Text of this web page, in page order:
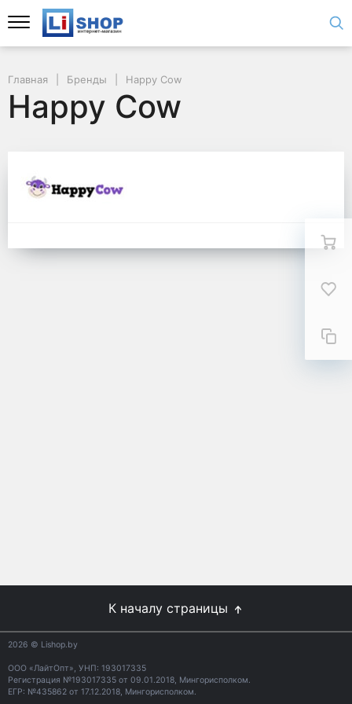
Главная Бренды Happy Cow
Happy Cow
К началу страницы
2026 © Lishop.by
ООО «ЛайтОпт», УНП: 193017335
Регистрация №193017335 от 09.01.2018, Мингорисполком.
ЕГР: №435862 от 17.12.2018, Мингорисполком.